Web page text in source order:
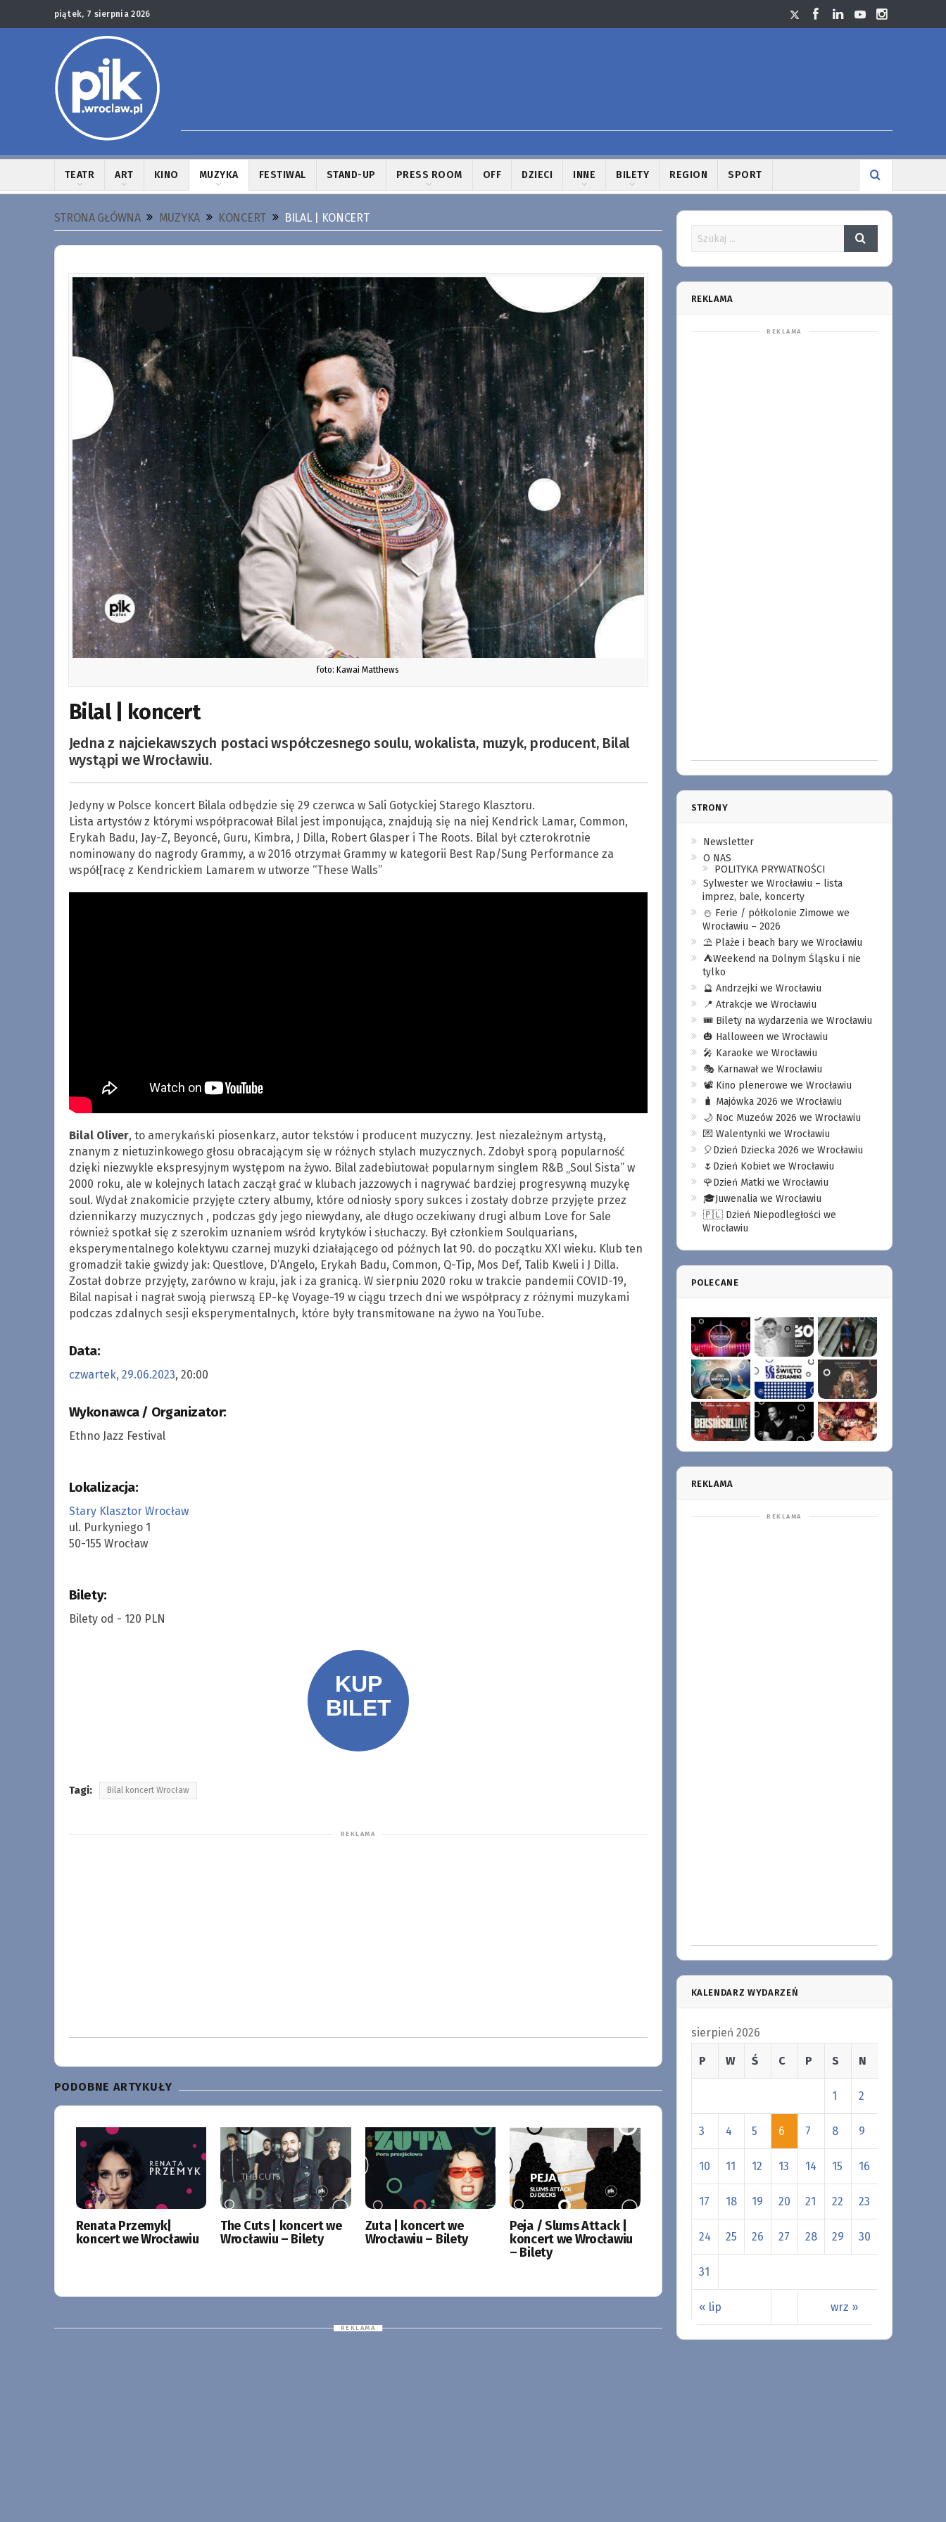
piątek, 7 sierpnia 2026
TEATR ART KINO MUZYKA FESTIWAL STAND-UP PRESS ROOM OFF DZIECI INNE BILETY REGION SPORT
STRONA GŁÓWNA MUZYKA KONCERT BILAL | KONCERT
foto: Kawai Matthews
Bilal | koncert
Jedna z najciekawszych postaci współczesnego soulu, wokalista, muzyk, producent, Bilal
wystąpi we Wrocławiu.
Jedyny w Polsce koncert Bilala odbędzie się 29 czerwca w Sali Gotyckiej Starego Klasztoru.
Lista artystów z którymi współpracował Bilal jest imponująca, znajdują się na niej Kendrick Lamar, Common,
Erykah Badu, Jay-Z, Beyoncé, Guru, Kimbra, J Dilla, Robert Glasper i The Roots. Bilal był czterokrotnie
nominowany do nagrody Grammy, a w 2016 otrzymał Grammy w kategorii Best Rap/Sung Performance za
współ[racę z Kendrickiem Lamarem w utworze “These Walls”
Bilal Oliver, to amerykański piosenkarz, autor tekstów i producent muzyczny. Jest niezależnym artystą,
znanym z nietuzinkowego głosu obracającym się w różnych stylach muzycznych. Zdobył sporą popularność
dzięki niezwykle ekspresyjnym występom na żywo. Bilal zadebiutował popularnym singlem R&B „Soul Sista” w
2000 roku, ale w kolejnych latach zaczął grać w klubach jazzowych i nagrywać bardziej progresywną muzykę
soul. Wydał znakomicie przyjęte cztery albumy, które odniosły spory sukces i zostały dobrze przyjęte przez
dziennikarzy muzycznych , podczas gdy jego niewydany, ale długo oczekiwany drugi album Love for Sale
również spotkał się z szerokim uznaniem wśród krytyków i słuchaczy. Był członkiem Soulquarians,
eksperymentalnego kolektywu czarnej muzyki działającego od późnych lat 90. do początku XXI wieku. Klub ten
gromadził takie gwizdy jak: Questlove, D’Angelo, Erykah Badu, Common, Q-Tip, Mos Def, Talib Kweli i J Dilla.
Został dobrze przyjęty, zarówno w kraju, jak i za granicą. W sierpniu 2020 roku w trakcie pandemii COVID-19,
Bilal napisał i nagrał swoją pierwszą EP-kę Voyage-19 w ciągu trzech dni we współpracy z różnymi muzykami
podczas zdalnych sesji eksperymentalnych, które były transmitowane na żywo na YouTube.
Data:
czwartek, 29.06.2023, 20:00
Wykonawca / Organizator:
Ethno Jazz Festival
Lokalizacja:
Stary Klasztor Wrocław
ul. Purkyniego 1
50-155 Wrocław
Bilety:
Bilety od - 120 PLN
Tagi: Bilal koncert Wrocław
PODOBNE ARTYKUŁY
Renata Przemyk|
koncert we Wrocławiu
The Cuts | koncert we
Wrocławiu – Bilety
Zuta | koncert we
Wrocławiu – Bilety
Peja / Slums Attack |
koncert we Wrocławiu
– Bilety
REKLAMA
STRONY
Newsletter
O NAS
POLITYKA PRYWATNOŚCI
Sylwester we Wrocławiu – lista
imprez, bale, koncerty
⛄️ Ferie / półkolonie Zimowe we
Wrocławiu – 2026
⛱️ Plaże i beach bary we Wrocławiu
⛺️Weekend na Dolnym Śląsku i nie
tylko
🔮 Andrzejki we Wrocławiu
📍 Atrakcje we Wrocławiu
🎟️ Bilety na wydarzenia we Wrocławiu
🎃 Halloween we Wrocławiu
🎤 Karaoke we Wrocławiu
🎭 Karnawał we Wrocławiu
📽️ Kino plenerowe we Wrocławiu
🧳 Majówka 2026 we Wrocławiu
🌙 Noc Muzeów 2026 we Wrocławiu
💌 Walentynki we Wrocławiu
🎈Dzień Dziecka 2026 we Wrocławiu
🌷Dzień Kobiet we Wrocławiu
🌹Dzień Matki we Wrocławiu
🎓Juwenalia we Wrocławiu
🇵🇱 Dzień Niepodległości we
Wrocławiu
POLECANE
REKLAMA
KALENDARZ WYDARZEŃ
sierpień 2026
P W Ś C P S N
« lip wrz »
1 2
3 4 5 6 7 8 9
10 11 12 13 14 15 16
17 18 19 20 21 22 23
24 25 26 27 28 29 30
31